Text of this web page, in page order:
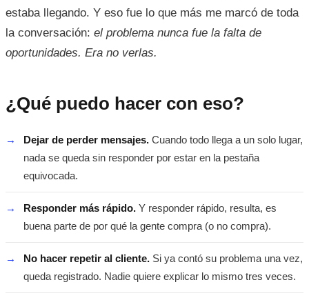
estaba llegando. Y eso fue lo que más me marcó de toda
la conversación: el problema nunca fue la falta de
oportunidades. Era no verlas.
¿Qué puedo hacer con eso?
→ Dejar de perder mensajes. Cuando todo llega a un solo lugar,
nada se queda sin responder por estar en la pestaña
equivocada.
→ Responder más rápido. Y responder rápido, resulta, es
buena parte de por qué la gente compra (o no compra).
→ No hacer repetir al cliente. Si ya contó su problema una vez,
queda registrado. Nadie quiere explicar lo mismo tres veces.